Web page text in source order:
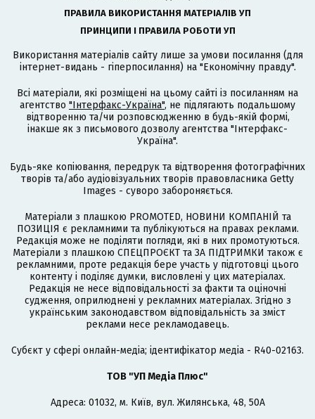
ПРАВИЛА ВИКОРИСТАННЯ МАТЕРІАЛІВ УП
ПРИНЦИПИ І ПРАВИЛА РОБОТИ УП
Використання матеріалів сайту лише за умови посилання (для
інтернет-видань - гіперпосилання) на "Економічну правду".
Всі матеріали, які розміщені на цьому сайті із посиланням на
агентство "Інтерфакс-Україна", не підлягають подальшому
відтворенню та/чи розповсюдженню в будь-якій формі,
інакше як з письмового дозволу агентства "Інтерфакс-
Україна".
Будь-яке копіювання, передрук та відтворення фотографічних
творів та/або аудіовізуальних творів правовласника Getty
Images - суворо забороняється.
Матеріали з плашкою PROMOTED, НОВИНИ КОМПАНІЙ та
ПОЗИЦІЯ є рекламними та публікуються на правах реклами.
Редакція може не поділяти погляди, які в них промотуються.
Матеріали з плашкою СПЕЦПРОЄКТ та ЗА ПІДТРИМКИ також є
рекламними, проте редакція бере участь у підготовці цього
контенту і поділяє думки, висловлені у цих матеріалах.
Редакція не несе відповідальності за факти та оціночні
судження, оприлюднені у рекламних матеріалах. Згідно з
українським законодавством відповідальність за зміст
реклами несе рекламодавець.
Cубєкт у сфері онлайн-медіа; ідентифікатор медіа - R40-02163.
ТОВ "УП Медіа Плюс"
Адреса: 01032, м. Київ, вул. Жилянська, 48, 50А